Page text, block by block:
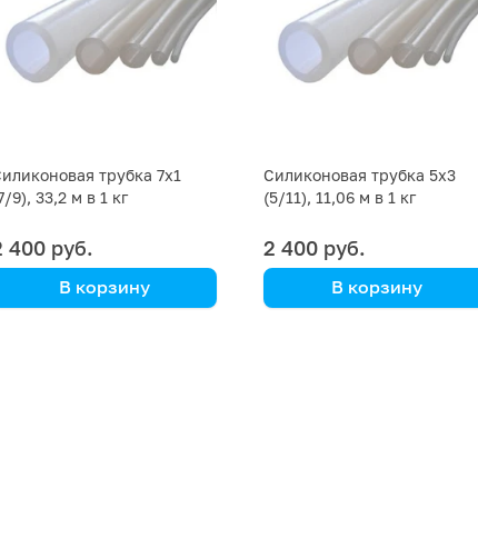
трубка 7х1
9), 33,2 м в 1 кг
400 руб.
В корзину
Силиконовая трубка 5х3
(5/11), 11,06 м в 1 кг
2 400 руб.
В корзину